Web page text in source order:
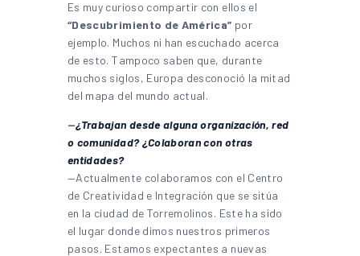
Es muy curioso compartir con ellos el
“Descubrimiento de América” por
ejemplo. Muchos ni han escuchado acerca
de esto. Tampoco saben que, durante
muchos siglos, Europa desconoció la mitad
del mapa del mundo actual.
—¿Trabajan desde alguna organización, red
o comunidad? ¿Colaboran con otras
entidades?
—Actualmente colaboramos con el Centro
de Creatividad e Integración que se sitúa
en la ciudad de Torremolinos. Este ha sido
el lugar donde dimos nuestros primeros
pasos. Estamos expectantes a nuevas